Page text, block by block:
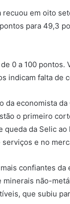
recuou em oito
para 49,3
0 a 100
indicam falta de
da economista
o primeiro
queda da Selic
serviços e no
confiantes
minerais não-
que subiu